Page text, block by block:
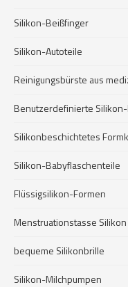
Silikon-Beißfinger
Silikon-Autoteile
Reinigungsbürste aus
Benutzerdefinierte
Silikonbeschichtetes
Silikon-Babyflaschenteile
Flüssigsilikon-Formen
Menstruationstasse Silikon
bequeme Silikonbrille
Silikon-Milchpumpen